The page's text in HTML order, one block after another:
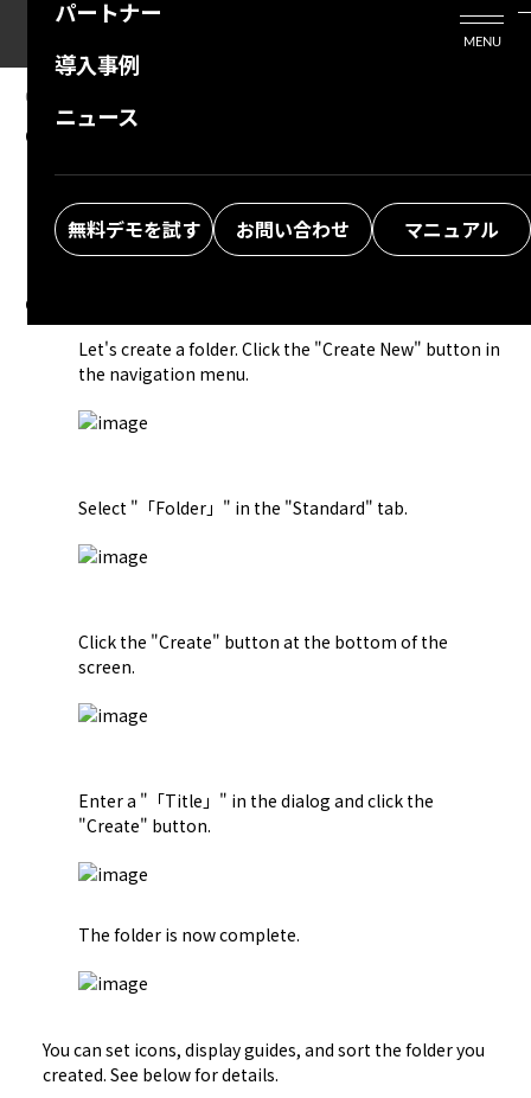
パートナー
導入事例
ニュース
無料デモを試す お問い合わせ マニュアル
MENU
08.13.2024
Create a folder
<< Return to Operation Guide Index
Create a folder
Let's create a folder. Click the "Create New" button in
the navigation menu.
Select "「Folder」" in the "Standard" tab.
Click the "Create" button at the bottom of the
Enter a "「Title」" in the dialog and click the
You can set icons, display guides, and sort the folder you
created. See below for details.